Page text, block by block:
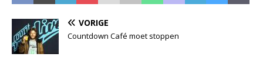
VORIGE
Countdown Café moet stoppen